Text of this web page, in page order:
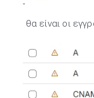
θα είναι οι